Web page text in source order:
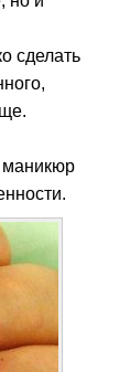
сделать
маникюр